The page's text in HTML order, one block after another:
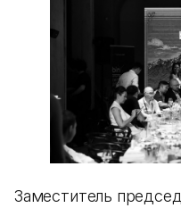
Заместитель